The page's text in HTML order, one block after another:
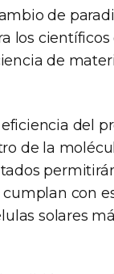
de
los científicos
de
del
de la
con
solares